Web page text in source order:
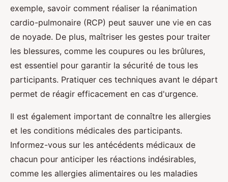
exemple, savoir comment réaliser la réanimation
cardio-pulmonaire (RCP) peut sauver une vie en cas
de noyade. De plus, maîtriser les gestes pour traiter
les blessures, comme les coupures ou les brûlures,
est essentiel pour garantir la sécurité de tous les
participants. Pratiquer ces techniques avant le départ
permet de réagir efficacement en cas d'urgence.
Il est également important de connaître les allergies
et les conditions médicales des participants.
Informez-vous sur les antécédents médicaux de
chacun pour anticiper les réactions indésirables,
comme les allergies alimentaires ou les maladies